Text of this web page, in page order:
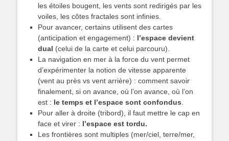
les étoiles bougent, les vents sont redirigés par les
voiles, les côtes fractales sont infinies.
Pour avancer, certains utilisent des cartes
(anticipation et engagement) : l’espace devient
dual (celui de la carte et celui parcouru).
La navigation en mer à la force du vent permet
d’expérimenter la notion de vitesse apparente
(vent au près vs vent arrière) : comment savoir
finalement, si on avance, où l’on avance, où l’on
est : le temps et l’espace sont confondus.
Pour aller à droite (tribord), il faut mettre le cap en
face et virer : l’espace est tordu.
Les frontières sont multiples (mer/ciel, terre/mer,